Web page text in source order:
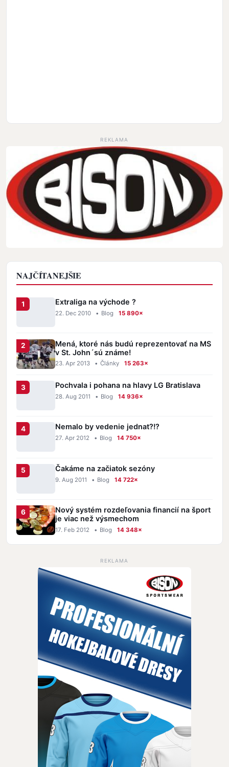
REKLAMA
NAJČÍTANEJŠIE
Extraliga na východe ?
22. Dec 2010 • Blog 15 890×
Mená, ktoré nás budú reprezentovať na MS
v St. John´sú známe!
23. Apr 2013 • Články 15 263×
Pochvala i pohana na hlavy LG Bratislava
28. Aug 2011 • Blog 14 936×
Nemalo by vedenie jednat?!?
27. Apr 2012 • Blog 14 750×
Čakáme na začiatok sezóny
9. Aug 2011 • Blog 14 722×
Nový systém rozdeľovania financií na šport
je viac než výsmechom
17. Feb 2012 • Blog 14 348×
REKLAMA